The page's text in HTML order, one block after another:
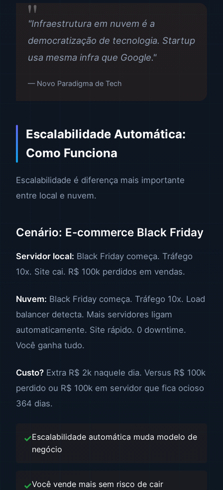
"Infraestrutura em nuvem é a
democratização de tecnologia. Startup
usa mesma infra que Google."
— Novo Paradigma de Tech
Escalabilidade Automática:
Como Funciona
Escalabilidade é diferença mais importante
entre local e nuvem.
Cenário: E-commerce Black Friday
Servidor local: Black Friday começa. Tráfego
10x. Site cai. R$ 100k perdidos em vendas.
Nuvem: Black Friday começa. Tráfego 10x. Load
balancer detecta. Mais servidores ligam
automaticamente. Site rápido. 0 downtime.
Você ganha tudo.
Custo? Extra R$ 2k naquele dia. Versus R$ 100k
perdido ou R$ 100k em servidor que fica ocioso
364 dias.
Escalabilidade automática muda modelo de
negócio
Você vende mais sem risco de cair